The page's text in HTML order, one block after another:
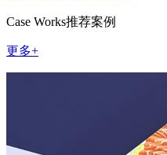
Case Works推荐案例
更多+